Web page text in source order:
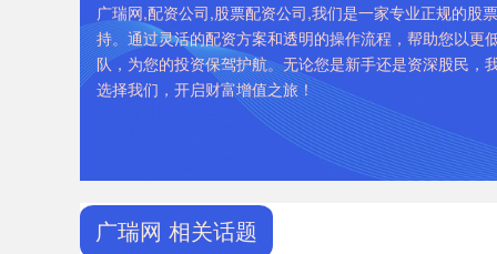
广瑞网,配资公司,股票配资公司,我们是一家专业正规的股
持。通过灵活的配资方案和透明的操作流程，帮助您以
队，为您的投资保驾护航。无论您是新手还是资深股民
选择我们，开启财富增值之旅！
广瑞网 相关话题